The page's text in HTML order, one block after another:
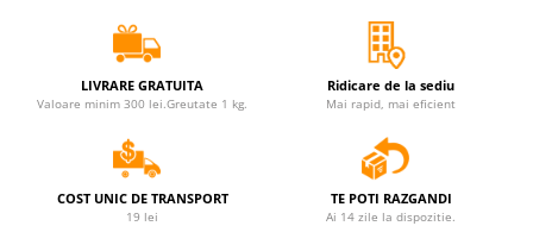
LIVRARE GRATUITA
Valoare minim 300 lei.Greutate 1 kg.
Ridicare de la sediu
Mai rapid, mai eficient
COST UNIC DE TRANSPORT
19 lei
TE POTI RAZGANDI
Ai 14 zile la dispozitie.